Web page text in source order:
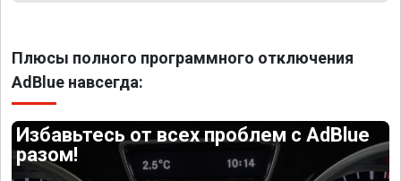
Плюсы полного программного отключения
AdBlue навсегда:
Избавьтесь от всех проблем с AdBlue
разом!